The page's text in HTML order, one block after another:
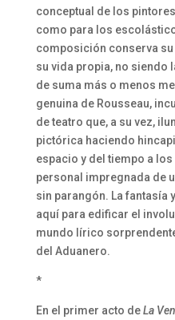
conceptual de los
como para los
composición conserva
su vida propia, no siendo
de suma más o menos
genuina de Rousseau,
de teatro que, a su vez,
pictórica haciendo
espacio y del tiempo a
personal impregnada de
sin parangón. La fantasía
aquí para edificar el
mundo lírico
del Aduanero.
*
En el primer acto deLa